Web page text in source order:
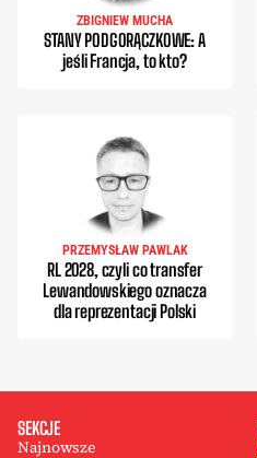
ZBIGNIEW MUCHA
STANY PODGORĄCZKOWE: A
jeśli Francja, to kto?
PRZEMYSŁAW PAWLAK
RL 2028, czyli co transfer
Lewandowskiego oznacza
dla reprezentacji Polski
SEKCJE
Najnowsze